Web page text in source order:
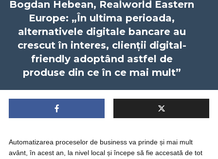
Bogdan Hebean, Realworld Eastern
Europe: „În ultima perioada,
alternativele digitale bancare au
crescut în interes, clienții digital-
friendly adoptând astfel de
produse din ce în ce mai mult”
Automatizarea proceselor de business va prinde și mai mult
avânt, în acest an, la nivel local și începe să fie accesată de tot